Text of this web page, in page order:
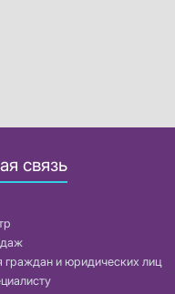
связь
и юридических лиц